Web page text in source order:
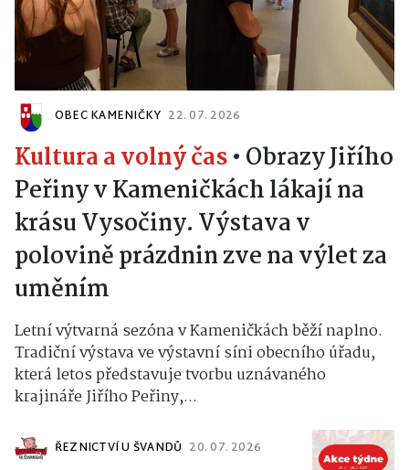
OBEC KAMENIČKY 22. 07. 2026
Kultura a volný čas• Obrazy Jiřího
Peřiny v Kameničkách lákají na
krásu Vysočiny. Výstava v
polovině prázdnin zve na výlet za
uměním
Letní výtvarná sezóna v Kameničkách běží naplno.
Tradiční výstava ve výstavní síni obecního úřadu,
která letos představuje tvorbu uznávaného
krajináře Jiřího Peřiny,...
ŘEZNICTVÍ U ŠVANDŮ 20. 07. 2026